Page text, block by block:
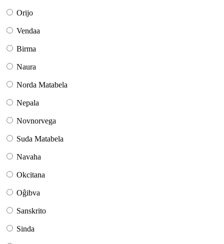
Orijo
Vendaa
Birma
Naura
Norda Matabela
Nepala
Novnorvega
Suda Matabela
Navaha
Okcitana
Oĝibva
Sanskrito
Sinda